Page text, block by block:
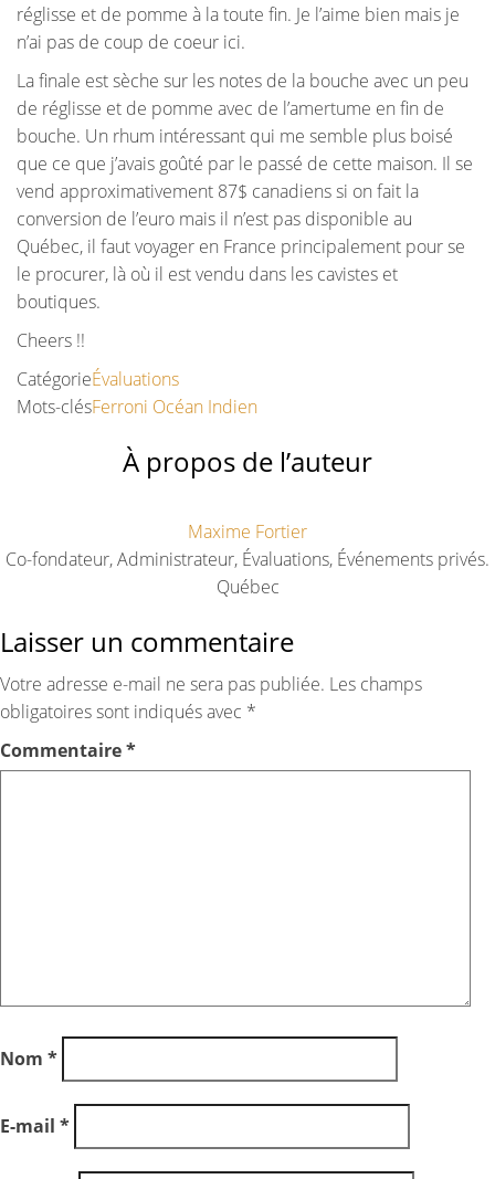
réglisse et de pomme à la toute fin. Je l’aime bien mais je
n’ai pas de coup de coeur ici.
La finale est sèche sur les notes de la bouche avec un peu
de réglisse et de pomme avec de l’amertume en fin de
bouche. Un rhum intéressant qui me semble plus boisé
que ce que j’avais goûté par le passé de cette maison. Il se
vend approximativement 87$ canadiens si on fait la
conversion de l’euro mais il n’est pas disponible au
Québec, il faut voyager en France principalement pour se
le procurer, là où il est vendu dans les cavistes et
boutiques.
Cheers !!
CatégorieÉvaluations
Mots-clésFerroni Océan Indien
À propos de l’auteur
Maxime Fortier
Co-fondateur, Administrateur, Évaluations, Événements privés.
Québec
Laisser un commentaire
Votre adresse e-mail ne sera pas publiée. Les champs
obligatoires sont indiqués avec *
Commentaire*
Nom *
E-mail *